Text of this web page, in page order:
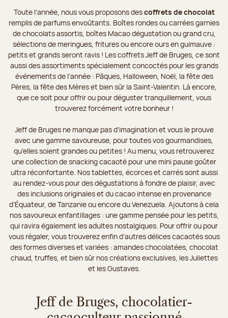
Toute l’année, nous vous proposons descoffrets de chocolat
remplis de parfums envoûtants. Boîtes rondes ou carrées garnies
de chocolats assortis, boîtes Macao dégustation ou grand cru,
sélections de meringues, fritures ou encore ours en guimauve :
petits et grands seront ravis ! Les coffrets Jeff de Bruges, ce sont
aussi des assortiments spécialement concoctés pour les grands
événements de l’année : Pâques, Halloween, Noël, la fête des
Pères, la fête des Mères et bien sûr la Saint-Valentin. Là encore,
que ce soit pour offrir ou pour déguster tranquillement, vous
trouverez forcément votre bonheur !
Jeff de Bruges ne manque pas d’imagination et vous le prouve
avec une gamme savoureuse, pour toutes vos gourmandises,
qu’elles soient grandes ou petites ! Au menu, vous retrouverez
une collection de snacking cacaoté pour une mini pause goûter
ultra réconfortante. Nos tablettes, écorces et carrés sont aussi
au rendez-vous pour des dégustations à fondre de plaisir, avec
des inclusions originales et du cacao intense en provenance
d’Équateur, de Tanzanie ou encore du Venezuela. Ajoutons à cela
nos savoureux enfantillages : une gamme pensée pour les petits,
qui ravira également les adultes nostalgiques. Pour offrir ou pour
vous régaler, vous trouverez enfin d’autres délices cacaotés sous
des formes diverses et variées : amandes chocolatées, chocolat
chaud, truffes, et bien sûr nos créations exclusives, les Juliettes
et les Gustaves.
Jeff de Bruges, chocolatier-